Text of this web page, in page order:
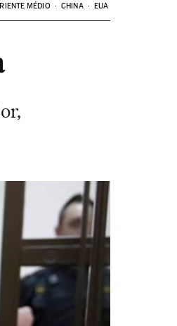
MÉDIO CHINA EUA